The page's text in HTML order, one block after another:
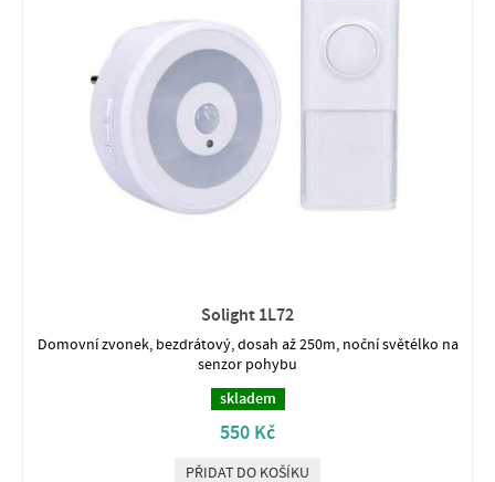
Solight 1L72
Domovní zvonek, bezdrátový, dosah až 250m, noční světélko na
senzor pohybu
skladem
550 Kč
PŘIDAT DO KOŠÍKU